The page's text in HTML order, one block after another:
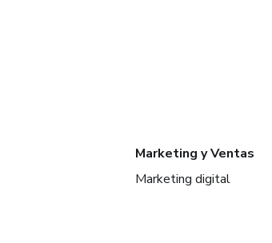
Marketing y Ventas
Marketing digital